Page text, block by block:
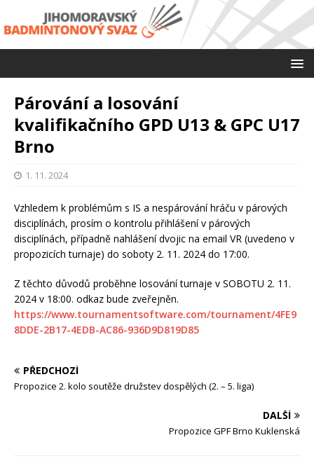
Párování a losování
kvalifikačního GPD U13 & GPC U17
Brno
1. 11. 2024
Vzhledem k problémům s IS a nespárování hráču v párových
disciplínách, prosím o kontrolu přihlášení v párových
disciplínách, případně nahlášení dvojic na email VR (uvedeno v
propozicích turnaje) do soboty 2. 11. 2024 do 17:00.
Z těchto důvodů proběhne losování turnaje v SOBOTU 2. 11.
2024 v 18:00. odkaz bude zveřejněn.
https://www.tournamentsoftware.com/tournament/4FE9
8DDE-2B17-4EDB-AC86-936D9D819D85
PŘEDCHOZÍ
Propozice 2. kolo soutěže družstev dospělých (2. – 5. liga)
DALŠÍ
Propozice GPF Brno Kuklenská